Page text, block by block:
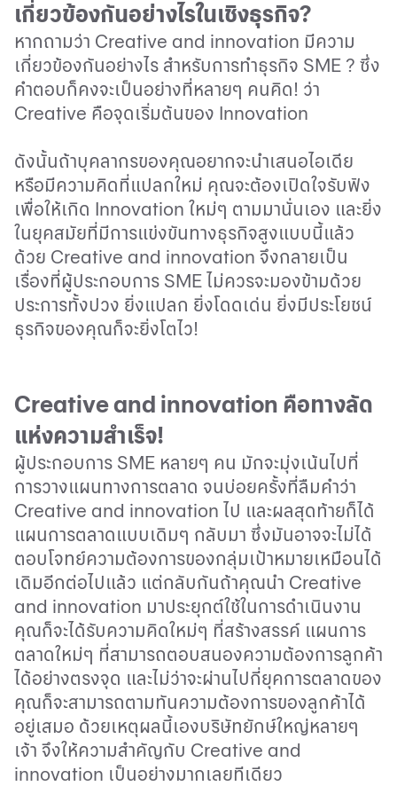
เกี่ยวข้องกันอย่างไรในเชิงธุรกิจ?
หากถามว่า Creative and innovation มีความ
เกี่ยวข้องกันอย่างไร สำหรับการทำธุรกิจ SME ? ซึ่ง
คำตอบก็คงจะเป็นอย่างที่หลายๆ คนคิด! ว่า
Creative คือจุดเริ่มต้นของ Innovation
ดังนั้นถ้าบุคลากรของคุณอยากจะนำเสนอไอเดีย
หรือมีความคิดที่แปลกใหม่ คุณจะต้องเปิดใจรับฟัง
เพื่อให้เกิด Innovation ใหม่ๆ ตามมานั่นเอง และยิ่ง
ในยุคสมัยที่มีการแข่งขันทางธุรกิจสูงแบบนี้แล้ว
ด้วย Creative and innovation จึงกลายเป็น
เรื่องที่ผู้ประกอบการ SME ไม่ควรจะมองข้ามด้วย
ประการทั้งปวง ยิ่งแปลก ยิ่งโดดเด่น ยิ่งมีประโยชน์
ธุรกิจของคุณก็จะยิ่งโตไว!
Creative and innovation คือทางลัด
แห่งความสำเร็จ!
ผู้ประกอบการ SME หลายๆ คน มักจะมุ่งเน้นไปที่
การวางแผนทางการตลาด จนบ่อยครั้งที่ลืมคำว่า
Creative and innovation ไป และผลสุดท้ายก็ได้
แผนการตลาดแบบเดิมๆ กลับมา ซึ่งมันอาจจะไม่ได้
ตอบโจทย์ความต้องการของกลุ่มเป้าหมายเหมือนได้
เดิมอีกต่อไปแล้ว แต่กลับกันถ้าคุณนำ Creative
and innovation มาประยุกต์ใช้ในการดำเนินงาน
คุณก็จะได้รับความคิดใหม่ๆ ที่สร้างสรรค์ แผนการ
ตลาดใหม่ๆ ที่สามารถตอบสนองความต้องการลูกค้า
ได้อย่างตรงจุด และไม่ว่าจะผ่านไปกี่ยุคการตลาดของ
คุณก็จะสามารถตามทันความต้องการของลูกค้าได้
อยู่เสมอ ด้วยเหตุผลนี้เองบริษัทยักษ์ใหญ่หลายๆ
เจ้า จึงให้ความสำคัญกับ Creative and
innovation เป็นอย่างมากเลยทีเดียว